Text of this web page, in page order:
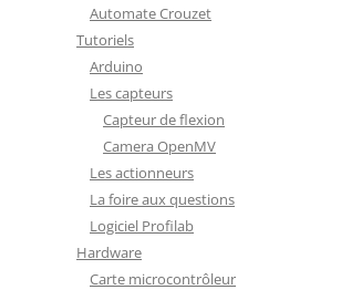
PROTECTION : PORTE FUSIBLE
Automate Crouzet
Tutoriels
Arduino
Les capteurs
Capteur de flexion
Camera OpenMV
Les actionneurs
La foire aux questions
Logiciel Profilab
Hardware
Carte microcontrôleur